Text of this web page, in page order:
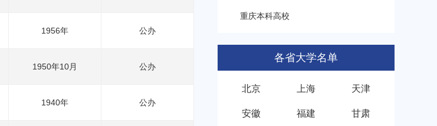
1956年 公办
1950年10月 公办
1940年 公办
重庆本科高校
各省大学名单
北京 上海 天津
安徽 福建 甘肃